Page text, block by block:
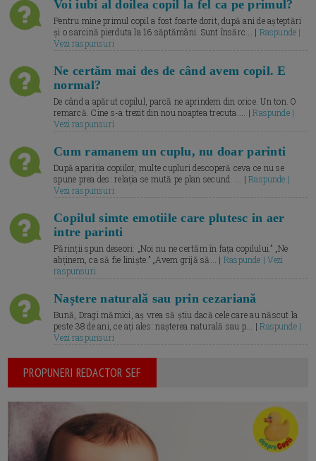
Voi iubi al doilea copil la fel ca pe primul?
Pentru mine primul copil a fost foarte dorit, după ani de așteptări
și o sarcină pierduta la 16 săptămâni. Sunt însărc... | Raspunde |
Vezi raspunsuri
Ne certăm mai des de când avem copil. E
normal?
De când a apărut copilul, parcă ne aprindem din orice. Un ton. O
remarcă. Cine s-a trezit din nou noaptea trecuta.... |Raspunde |
Vezi raspunsuri
Cum ramanem un cuplu, nu doar parinti
După apariția copiilor, multe cupluri descoperă ceva ce nu se
spune prea des: relația se mută pe plan secund. ... |Raspunde |
Vezi raspunsuri
Copilul simte emotiile care plutesc in aer
intre parinti
Părinții spun deseori: „Noi nu ne certăm în fața copilului.” „Ne
abținem, ca să fie liniște.” „Avem grijă să... | Raspunde | Vezi
raspunsuri
Naștere naturală sau prin cezariană
Bună, Dragi mămici, aș vrea să știu dacă cele care au născut la
peste 38 de ani, ce ați ales: nașterea naturală sau p... |Raspunde |
Vezi raspunsuri
PROPUNERI REDACTOR SEF